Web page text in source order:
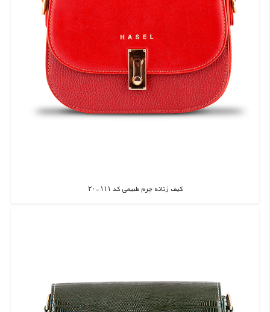
کیف زنانه چرم طبیعی کد ۱۱۱-۲۰
اطلاعات بیشتر